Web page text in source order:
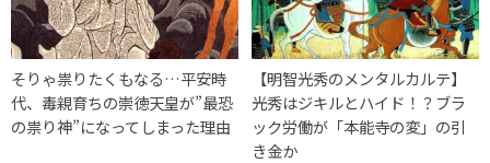
そりゃ祟りたくもなる…平安時
代、毒親育ちの崇徳天皇が”最恐
の祟り神”になってしまった理由
【明智光秀のメンタルカルテ】
光秀はジキルとハイド！？ブラ
ック労働が「本能寺の変」の引
き金か